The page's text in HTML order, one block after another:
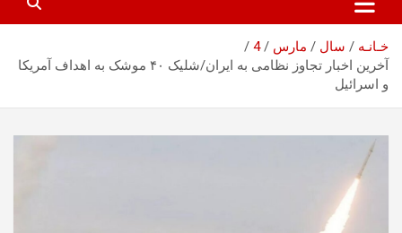
خـانـه سال مارس
4
آخرین اخبار تجاوز نظامی به ایران/شلیک ۴۰ موشک به اهداف آمریکا
و اسرائیل